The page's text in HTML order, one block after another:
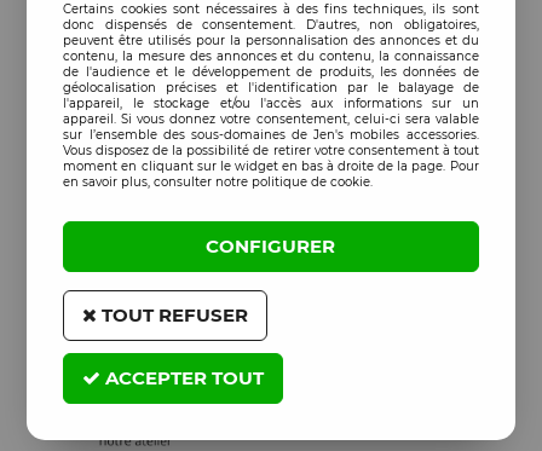
Certains cookies sont nécessaires à des fins techniques, ils sont
donc dispensés de consentement. D'autres, non obligatoires,
peuvent être utilisés pour la personnalisation des annonces et du
contenu, la mesure des annonces et du contenu, la connaissance
de l'audience et le développement de produits, les données de
géolocalisation précises et l'identification par le balayage de
l'appareil, le stockage et/ou l'accès aux informations sur un
appareil. Si vous donnez votre consentement, celui-ci sera valable
sur l’ensemble des sous-domaines de Jen's mobiles accessories.
Vous disposez de la possibilité de retirer votre consentement à tout
moment en cliquant sur le widget en bas à droite de la page. Pour
en savoir plus, consulter notre politique de cookie.
CONFIGURER
TOUT REFUSER
ACCEPTER TOUT